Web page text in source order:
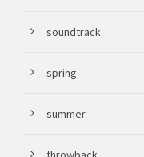
soundtrack
spring
summer